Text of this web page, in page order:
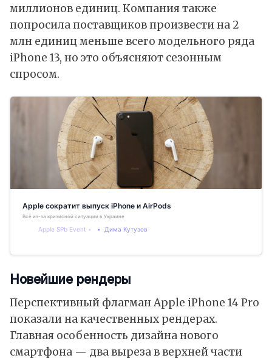
миллионов единиц. Компания также
попросила поставщиков произвести на 2
млн единиц меньше всего модельного ряда
iPhone 13, но это объясняют сезонным
спросом.
Apple сократит выпуск iPhone и AirPods
Всё из-за кризисной ситуации в Украине
Apple SPb Event Дима Кутузов
Новейшие рендеры
Перспективный флагман Apple iPhone 14 Pro
показали на качественных рендерах.
Главная особенность дизайна нового
смартфона — два выреза в верхней части